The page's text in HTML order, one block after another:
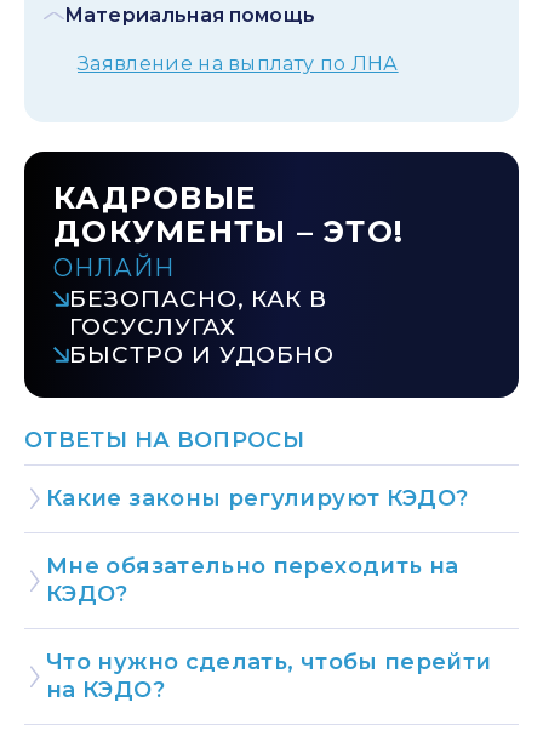
Материальная помощь
Заявление на выплату по ЛНА
КАДРОВЫЕ
ДОКУМЕНТЫ – ЭТО!
ОНЛАЙН
БЕЗОПАСНО, КАК В
ГОСУСЛУГАХ
БЫСТРО И УДОБНО
ОТВЕТЫ НА ВОПРОСЫ
Какие законы регулируют КЭДО?
Мне обязательно переходить на
КЭДО?
Что нужно сделать, чтобы перейти
на КЭДО?